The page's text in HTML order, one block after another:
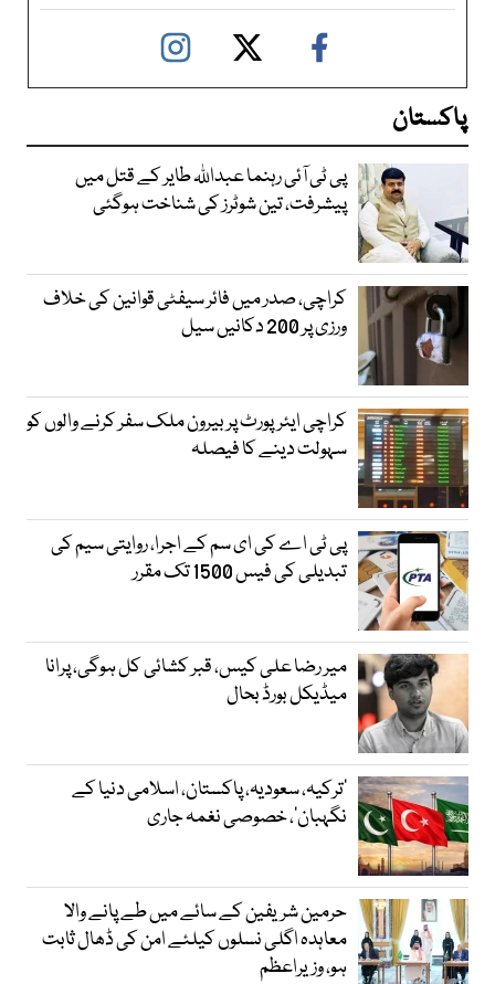
پاکستان
پی ٹی آئی رہنما عبداللہ طایر کے قتل میں
پیشرفت، تین شوٹرز کی شناخت ہوگئی
کراچی، صدر میں فائر سیفٹی قوانین کی خلاف
ورزی پر 200 دکانیں سیل
کراچی ایئرپورٹ پر بیرون ملک سفر کرنے والوں کو
سہولت دینے کا فیصلہ
پی ٹی اے کی ای سم کے اجرا، روایتی سیم کی
تبدیلی کی فیس 1500 تک مقرر
میر رضا علی کیس، قبر کشائی کل ہوگی، پرانا
میڈیکل بورڈ بحال
‘ترکیہ، سعودیہ، پاکستان، اسلامی دنیا کے
نگہبان’، خصوصی نغمہ جاری
حرمین شریفین کے سائے میں طے پانے والا
معاہدہ اگلی نسلوں کیلئے امن کی ڈھال ثابت
ہو، وزیراعظم